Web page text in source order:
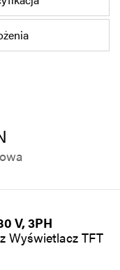
V, 3PH
Wyświetlacz TFT
iSource Rejestracja